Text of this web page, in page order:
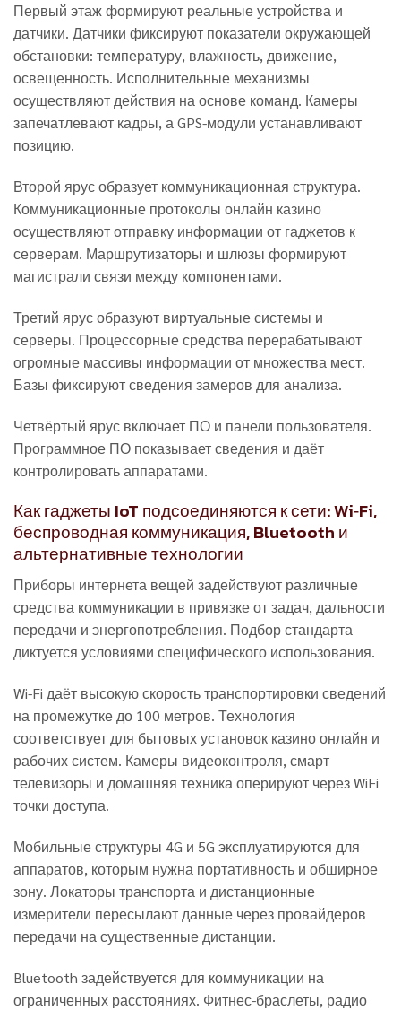
Первый этаж формируют реальные устройства и
датчики. Датчики фиксируют показатели окружающей
обстановки: температуру, влажность, движение,
освещенность. Исполнительные механизмы
осуществляют действия на основе команд. Камеры
запечатлевают кадры, а GPS-модули устанавливают
позицию.
Второй ярус образует коммуникационная структура.
Коммуникационные протоколы онлайн казино
осуществляют отправку информации от гаджетов к
серверам. Маршрутизаторы и шлюзы формируют
магистрали связи между компонентами.
Третий ярус образуют виртуальные системы и
серверы. Процессорные средства перерабатывают
огромные массивы информации от множества мест.
Базы фиксируют сведения замеров для анализа.
Четвёртый ярус включает ПО и панели пользователя.
Программное ПО показывает сведения и даёт
контролировать аппаратами.
Как гаджеты IoT подсоединяются к сети: Wi‑Fi,
беспроводная коммуникация, Bluetooth и
альтернативные технологии
Приборы интернета вещей задействуют различные
средства коммуникации в привязке от задач, дальности
передачи и энергопотребления. Подбор стандарта
диктуется условиями специфического использования.
Wi-Fi даёт высокую скорость транспортировки сведений
на промежутке до 100 метров. Технология
соответствует для бытовых установок казино онлайн и
рабочих систем. Камеры видеоконтроля, смарт
телевизоры и домашняя техника оперируют через WiFi
точки доступа.
Мобильные структуры 4G и 5G эксплуатируются для
аппаратов, которым нужна портативность и обширное
зону. Локаторы транспорта и дистанционные
измерители пересылают данные через провайдеров
передачи на существенные дистанции.
Bluetooth задействуется для коммуникации на
ограниченных расстояниях. Фитнес-браслеты, радио